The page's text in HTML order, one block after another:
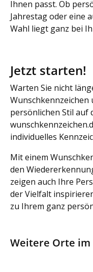
Ihnen passt. Ob
Jahrestag oder eine
Wahl liegt ganz bei
Jetzt starten!
Warten Sie nicht
persönlichen Stil auf
individuelles
Mit einem
den
zeigen auch Ihre
der Vielfalt
zu Ihrem ganz
Weitere Orte im